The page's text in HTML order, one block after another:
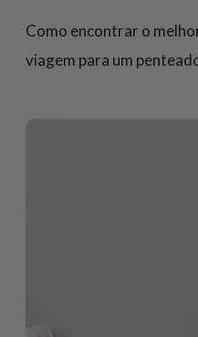
Como encontrar o
viagem para um